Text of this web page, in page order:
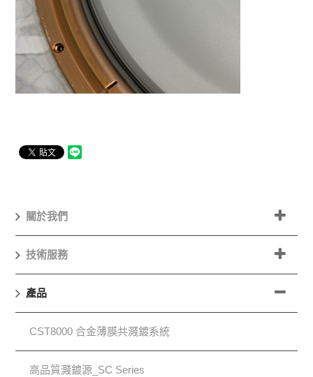
關於我們
技術服務
產品
CST8000 合金薄膜共濺鍍系統
高品質濺鍍源_SC Series